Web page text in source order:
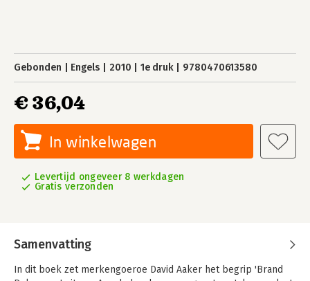
Gebonden Engels 2010 1e druk 9780470613580
€ 36,04
In winkelwagen
Levertijd ongeveer 8 werkdagen
Gratis verzonden
Samenvatting
In dit boek zet merkengoeroe David Aaker het begrip 'Brand